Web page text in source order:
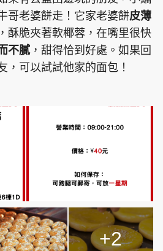
哥老婆餅走！它家老婆餅皮薄
酥脆夾著軟椰蓉，在嘴里很快
不膩，甜得恰到好處。如果回
，可以試試他家的面包！
+2